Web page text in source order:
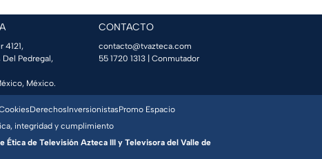
4121,
Pedregal,
México.
CONTACTO
contacto@tvazteca.com
55 1720 1313 | Conmutador
DerechosInversionistasPromo Espacio
integridad y cumplimiento
Ética de Televisión Azteca III y Televisora del Valle de